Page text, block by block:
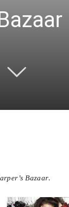
Cinéfilos
Bazaar.